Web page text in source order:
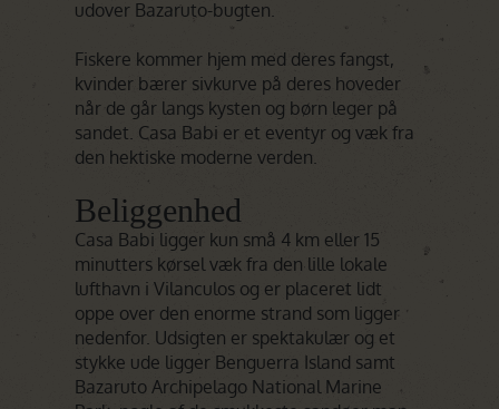
udover Bazaruto-bugten.
Fiskere kommer hjem med deres fangst,
kvinder bærer sivkurve på deres hoveder
når de går langs kysten og børn leger på
sandet. Casa Babi er et eventyr og væk fra
den hektiske moderne verden.
Beliggenhed
Casa Babi ligger kun små 4 km eller 15
minutters kørsel væk fra den lille lokale
lufthavn i Vilanculos og er placeret lidt
oppe over den enorme strand som ligger
nedenfor. Udsigten er spektakulær og et
stykke ude ligger Benguerra Island samt
Bazaruto Archipelago National Marine